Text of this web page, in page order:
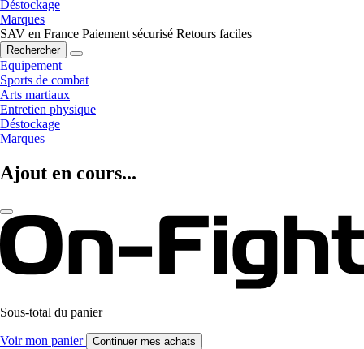
Déstockage
Marques
SAV en France Paiement sécurisé Retours faciles
Rechercher
Equipement
Sports de combat
Arts martiaux
Entretien physique
Déstockage
Marques
Ajout en cours...
Sous-total du panier
Voir mon panier Continuer mes achats